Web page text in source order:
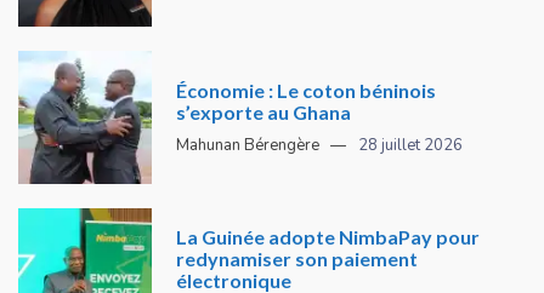
Économie : Le coton béninois
s’exporte au Ghana
Mahunan Bérengère 28 juillet 2026
La Guinée adopte NimbaPay pour
redynamiser son paiement
électronique